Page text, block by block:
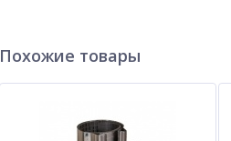
Похожие товары